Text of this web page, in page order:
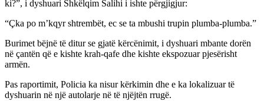
ki?”, i dyshuari Shkëlqim Salihi i ishte përgjigjur:
“Çka po m’kqyr shtrembët, ec se ta mbushi trupin plumba-plumba.”
Burimet bëjnë të ditur se gjatë kërcënimit, i dyshuari mbante dorën
në çantën që e kishte krah-qafe dhe kishte ekspozuar pjesërisht
armën.
Pas raportimit, Policia ka nisur kërkimin dhe e ka lokalizuar të
dyshuarin në një autolarje në të njëjtën rrugë.